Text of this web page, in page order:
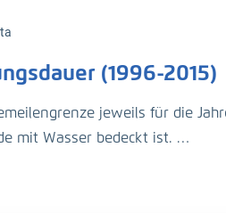
(1996-2015)
jeweils für die
mit Wasser bedeckt ist.
sich im BAWiki (
http://